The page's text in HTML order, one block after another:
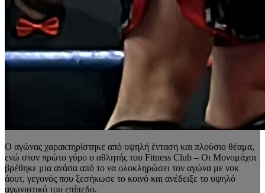
Ο αγώνας χαρακτηρίστηκε από υψηλή ένταση και πλούσιο θέαμα,
ενώ στον πρώτο γύρο ο αθλητής του Fitness Club – Οι Μονομάχοι
βρέθηκε μια ανάσα από το να ολοκληρώσει τον αγώνα με νοκ
άουτ, γεγονός που ξεσήκωσε το κοινό και ανέδειξε το υψηλό
αγωνιστικό του επίπεδο.